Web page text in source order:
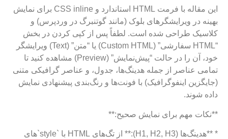
این مقاله با فرمت HTML استاندارد و CSS inline برای نمایش
بهینه در ویرایشگرهای بلوک (مانند گوتنبرگ در وردپرس) و
کلاسیک طراحی شده است. لطفاً پس از کپی کردن در بخش
“HTML سفارشی” (Custom HTML) یا “متن” (Text) ویرایشگر
خود، آن را در حالت “پیش‌نمایش” (Preview) مشاهده کنید تا
تمامی عناصر از جمله هدینگ‌ها، جدول، و عناصر گرافیکی متنی
(جایگزین اینفوگرافیک) با فونت‌ها و رنگ‌بندی پیشنهادی نمایش
داده شوند.
**نکات مهم برای نمایش صحیح:**
* **هدینگ‌ها (H1, H2, H3):** از تگ‌های HTML با `style`های